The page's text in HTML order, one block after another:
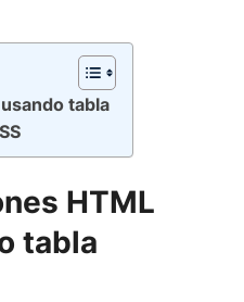
tabla
HTML
tabla